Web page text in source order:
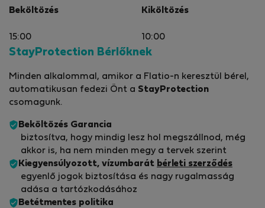
Beköltözés
15:00
Kiköltözés
10:00
StayProtection Bérlőknek
Minden alkalommal, amikor a Flatio-n keresztül bérel,
automatikusan fedezi Önt a StayProtection
csomagunk.
Beköltözés Garancia
biztosítva, hogy mindig lesz hol megszállnod, még
akkor is, ha nem minden megy a tervek szerint
Kiegyensúlyozott, vízumbarát bérleti szerződés
egyenlő jogok biztosítása és nagy rugalmasság
adása a tartózkodásához
Betétmentes politika